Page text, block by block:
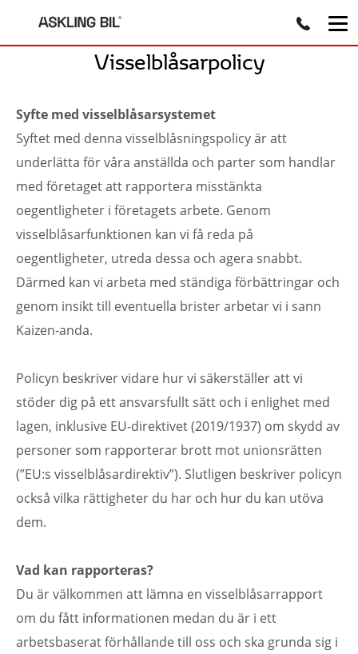
Visselblåsarpolicy
Syfte med visselblåsarsystemet
Syftet med denna visselblåsningspolicy är att
underlätta för våra anställda och parter som handlar
med företaget att rapportera misstänkta
oegentligheter i företagets arbete. Genom
visselblåsarfunktionen kan vi få reda på
oegentligheter, utreda dessa och agera snabbt.
Därmed kan vi arbeta med ständiga förbättringar och
genom insikt till eventuella brister arbetar vi i sann
Kaizen-anda.
Policyn beskriver vidare hur vi säkerställer att vi
stöder dig på ett ansvarsfullt sätt och i enlighet med
lagen, inklusive EU-direktivet (2019/1937) om skydd av
personer som rapporterar brott mot unionsrätten
(”EU:s visselblåsardirektiv”). Slutligen beskriver policyn
också vilka rättigheter du har och hur du kan utöva
dem.
Vad kan rapporteras?
Du är välkommen att lämna en visselblåsarrapport
om du fått informationen medan du är i ett
arbetsbaserat förhållande till oss och ska grunda sig i